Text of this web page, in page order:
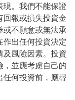
。我們不能保證
報或損失投資金
不願意或無法承
出任何投資決定
風險因素。投資
並應考慮自己的
任何投資前，應尋